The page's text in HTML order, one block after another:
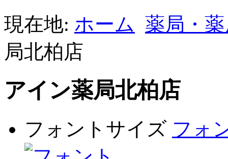
現在地: ホーム 薬局・
局北柏店
アイン薬局北柏店
フォントサイズ フォ